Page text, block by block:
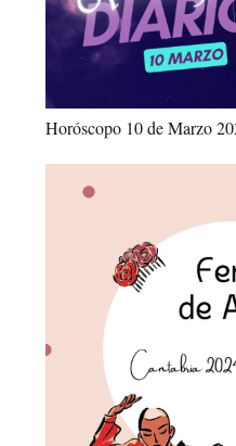
Horóscopo 10 de Marzo